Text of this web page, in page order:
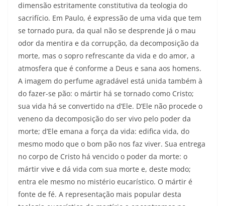
dimensão estritamente constituti­va da teologia do
sacrifício. Em Paulo, é expressão de uma vida que tem
se tornado pura, da qual não se desprende já o mau
odor da mentira e da corrupção, da decomposição da
morte, mas o sopro refrescante da vida e do amor, a
atmosfera que é conforme a Deus e sana aos homens.
A ima­gem do perfume agradável está unida também à
do fazer-se pão: o mártir há se tornado como Cristo;
sua vida há se convertido na d’Ele. D’Ele não procede o
veneno da decomposição do ser vivo pelo poder da
morte; d’Ele emana a força da vida: edifica vida, do
mesmo modo que o bom pão nos faz viver. Sua entrega
no corpo de Cristo há vencido o poder da morte: o
mártir vive e dá vida com sua morte e, deste modo;
entra ele mesmo no mistério eucarístico. O mártir é
fonte de fé. A representação mais popular desta